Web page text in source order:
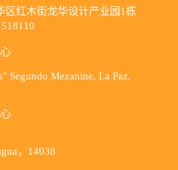
区红木街龙华设计产业园1栋
Segundo Mezanine, La Paz,
，14038